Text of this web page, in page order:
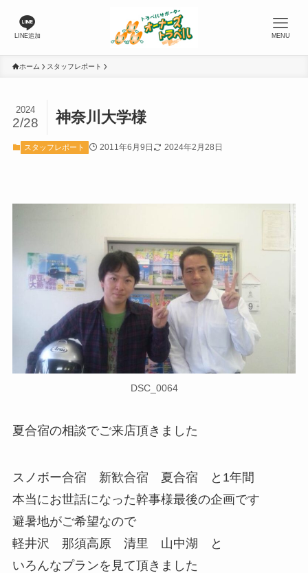
LINE追加 MENU
ホーム スタッフレポート
神奈川大学様
2024
2/28
スタッフレポート 2011年6月9日 2024年2月28日
DSC_0064
夏合宿の相談でご来店頂きました
スノボー合宿 新歓合宿 夏合宿 と1年間
本当にお世話になった幹事様最後の企画です
避暑地がご希望なので
軽井沢 那須高原 清里 山中湖 と
いろんなプランを見て頂きました